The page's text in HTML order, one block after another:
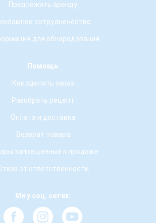
Предложить аренду
сотруднечество
для обнародования
Помощь
Как зделать заказ
Разобрать рецепт
Оплата и доставка
Возврат товара
запрещенные к продаже
от ответственности
Ми у соц. сетях: